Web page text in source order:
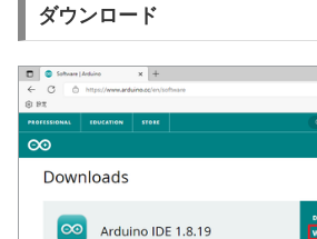
ダウンロード